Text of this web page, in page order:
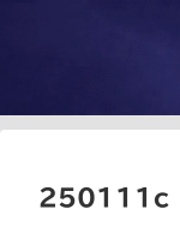
250111c